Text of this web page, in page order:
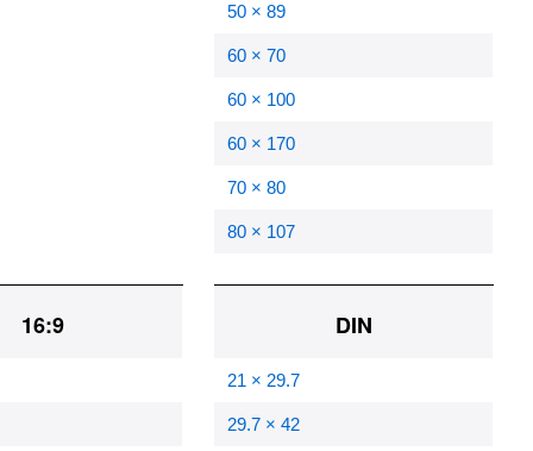
50 × 89
60 × 70
60 × 100
60 × 170
70 × 80
80 × 107
16:9 DIN
21 × 29.7
29.7 × 42